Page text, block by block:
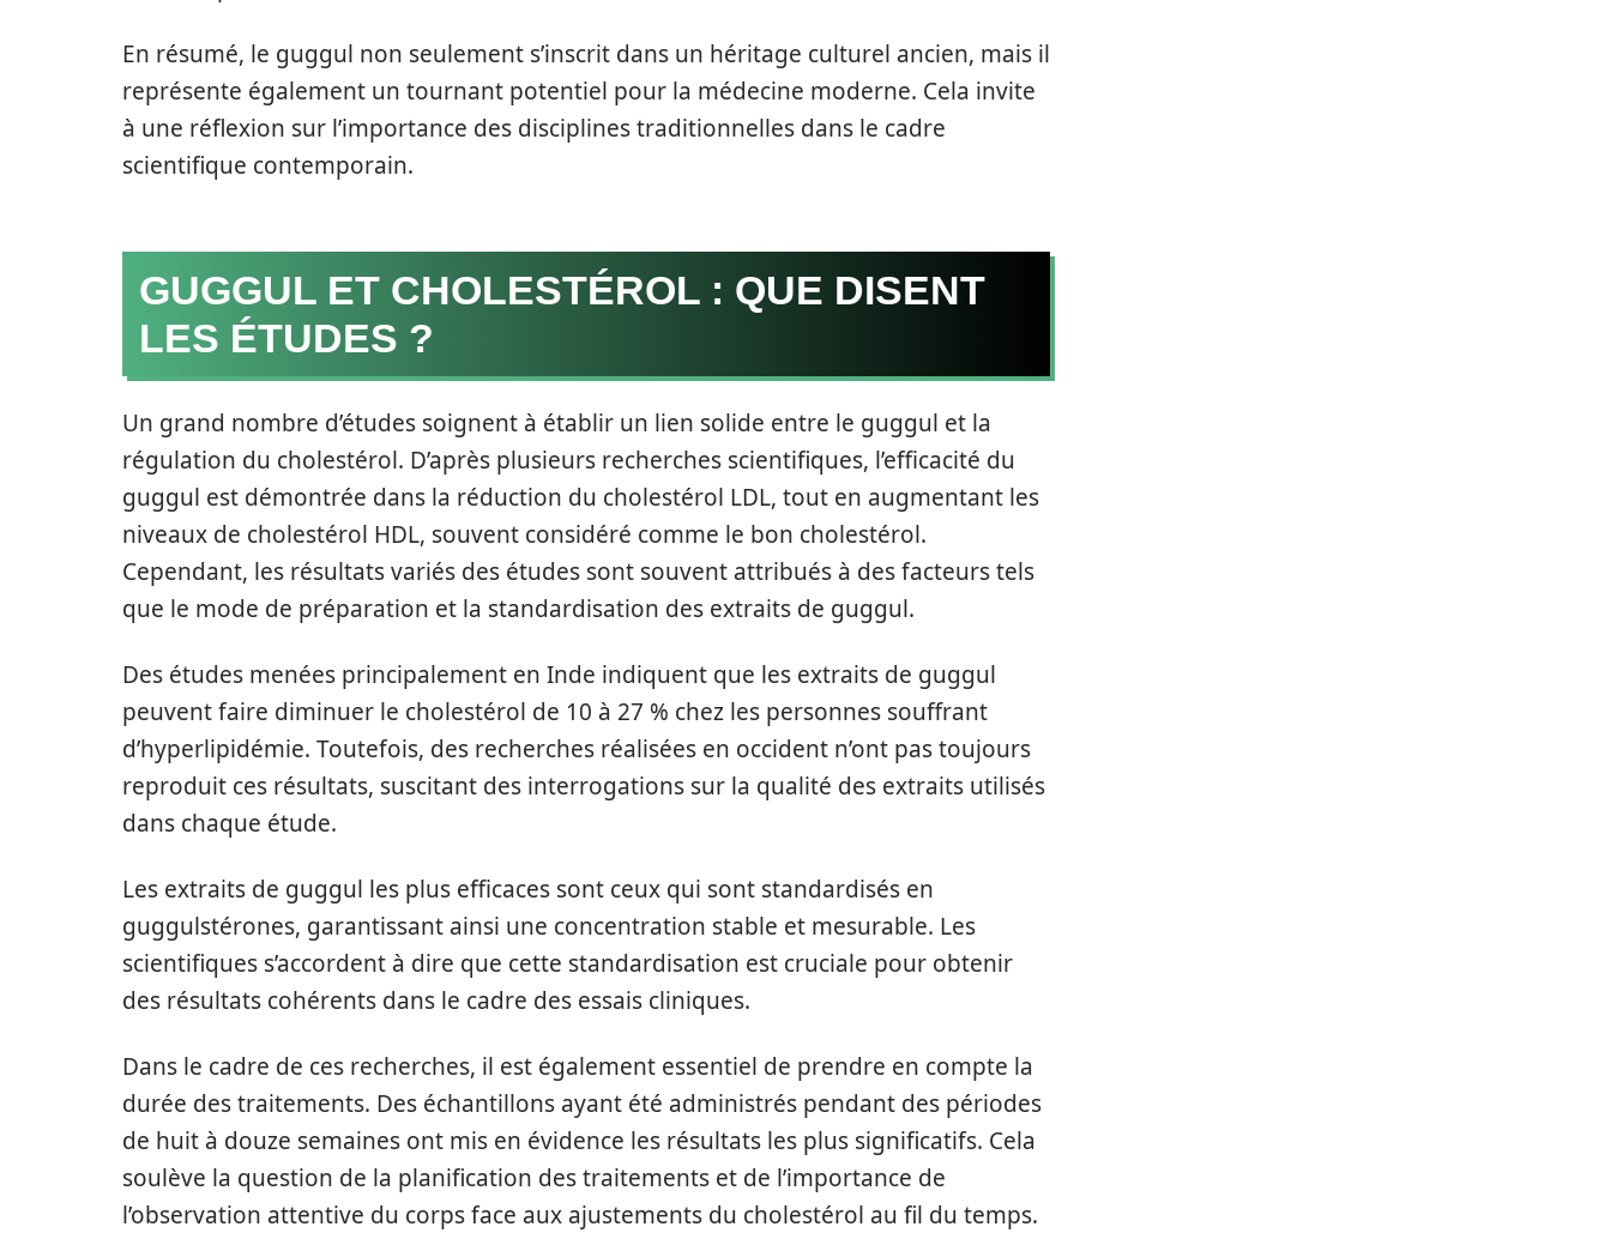
En résumé, le guggul non seulement s’inscrit dans un héritage culturel ancien, mais il
représente également un tournant potentiel pour la médecine moderne. Cela invite
à une réflexion sur l’importance des disciplines traditionnelles dans le cadre
scientifique contemporain.
GUGGUL ET CHOLESTÉROL : QUE DISENT
LES ÉTUDES ?
Un grand nombre d’études soignent à établir un lien solide entre le guggul et la
régulation du cholestérol. D’après plusieurs recherches scientifiques, l’efficacité du
guggul est démontrée dans la réduction du cholestérol LDL, tout en augmentant les
niveaux de cholestérol HDL, souvent considéré comme le bon cholestérol.
Cependant, les résultats variés des études sont souvent attribués à des facteurs tels
que le mode de préparation et la standardisation des extraits de guggul.
Des études menées principalement en Inde indiquent que les extraits de guggul
peuvent faire diminuer le cholestérol de 10 à 27 % chez les personnes souffrant
d’hyperlipidémie. Toutefois, des recherches réalisées en occident n’ont pas toujours
reproduit ces résultats, suscitant des interrogations sur la qualité des extraits utilisés
dans chaque étude.
Les extraits de guggul les plus efficaces sont ceux qui sont standardisés en
guggulstérones, garantissant ainsi une concentration stable et mesurable. Les
scientifiques s’accordent à dire que cette standardisation est cruciale pour obtenir
des résultats cohérents dans le cadre des essais cliniques.
Dans le cadre de ces recherches, il est également essentiel de prendre en compte la
durée des traitements. Des échantillons ayant été administrés pendant des périodes
de huit à douze semaines ont mis en évidence les résultats les plus significatifs. Cela
soulève la question de la planification des traitements et de l’importance de
l’observation attentive du corps face aux ajustements du cholestérol au fil du temps.